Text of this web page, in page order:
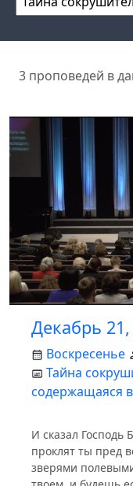
3 проповедей в
Декабрь
Воскресенье
Тайна
содержащаяся
И сказал Господь
проклят ты пред
зверями